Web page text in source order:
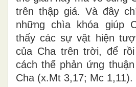
trên thập giá. Và đây
những chìa khóa giúp
thấy các sự vật hiện
của Cha trên trời, để
cách thế phản ứng
Cha (x.Mt 3,17; Mc 1,11).